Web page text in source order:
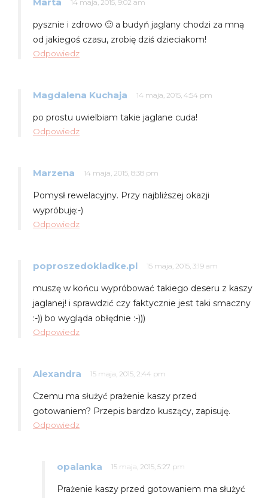
Marta 14 maja, 2015, 9:02 am
pysznie i zdrowo 🙂 a budyń jaglany chodzi za mną
od jakiegoś czasu, zrobię dziś dzieciakom!
Odpowiedz
Magdalena Kuchaja 14 maja, 2015, 4:54 pm
po prostu uwielbiam takie jaglane cuda!
Odpowiedz
Marzena 14 maja, 2015, 8:38 pm
Pomysł rewelacyjny. Przy najbliższej okazji
wypróbuję:-)
Odpowiedz
poproszedokladke.pl 15 maja, 2015, 3:19 am
muszę w końcu wypróbować takiego deseru z kaszy
jaglanej! i sprawdzić czy faktycznie jest taki smaczny
:-)) bo wygląda obłędnie :-)))
Odpowiedz
Alexandra 15 maja, 2015, 2:44 pm
Czemu ma służyć prażenie kaszy przed
gotowaniem? Przepis bardzo kuszący, zapisuję.
Odpowiedz
opalanka 15 maja, 2015, 5:27 pm
Prażenie kaszy przed gotowaniem ma służyć